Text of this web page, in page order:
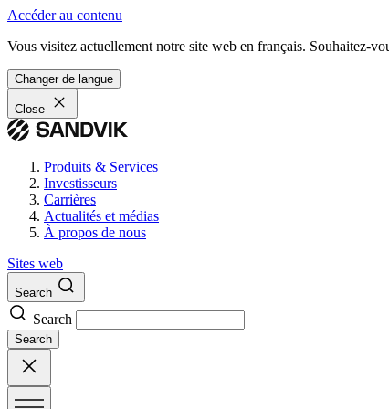
Accéder au contenu
Vous visitez actuellement notre site web en français. Souhaitez-
Changer de langue
Close
Produits & Services
Investisseurs
Carrières
Actualités et médias
À propos de nous
Sites web
Search
Search
Search